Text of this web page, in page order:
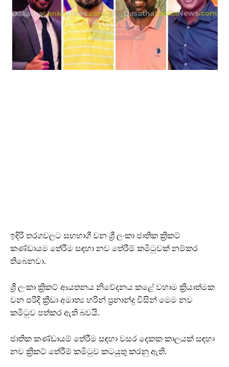
ඉදිරි තරගවලට සහභාගී වන ශ්‍රී ලංකා ජාතික ක්‍රිකට්
කණ්ඩායම තේරීම සඳහා නව තේරීම් කමිටුවක් නම්කර
තිබෙනවා.
ශ්‍රී ලංකා ක්‍රිකට් ආයතනය නිවේදනය කළේ වහාම ක්‍රියාත්මක
වන පරිදි ක්‍රීඩා අමාත්‍ය හරින් ප්‍රනාන්දු විසින් මෙම නව
කමිටුව පත්කර ඇති බවයි.
ජාතික කණ්ඩායම් තේරීම සඳහා වසර දෙකක කාලයක් සඳහා
නව ක්‍රිකට් තේරීම් කමිටුව කටයුතු කරනු ඇති.